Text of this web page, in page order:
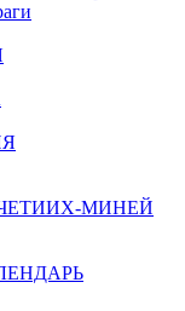
МИНЕЙ